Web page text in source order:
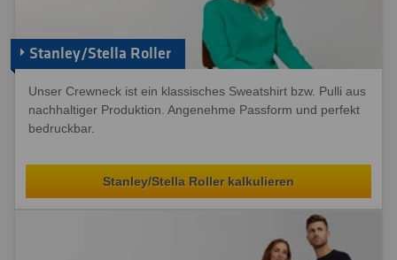
Stanley/Stella Roller
Unser Crewneck ist ein klassisches Sweatshirt bzw. Pulli aus
nachhaltiger Produktion. Angenehme Passform und perfekt
bedruckbar.
Stanley/Stella Roller kalkulieren